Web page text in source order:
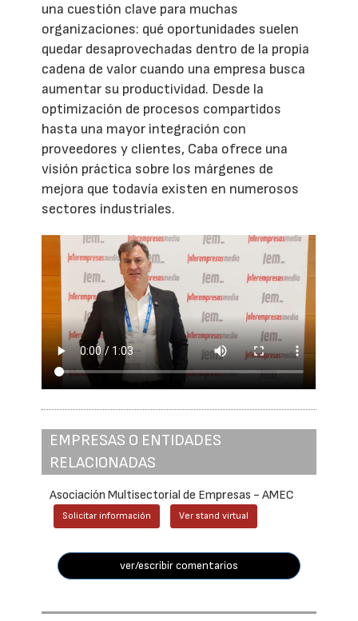
una cuestión clave para muchas
organizaciones: qué oportunidades suelen
quedar desaprovechadas dentro de la propia
cadena de valor cuando una empresa busca
aumentar su productividad. Desde la
optimización de procesos compartidos
hasta una mayor integración con
proveedores y clientes, Caba ofrece una
visión práctica sobre los márgenes de
mejora que todavía existen en numerosos
sectores industriales.
EMPRESAS O ENTIDADES
RELACIONADAS
Asociación Multisectorial de Empresas - AMEC
Solicitar información Ver stand virtual
ver/escribir comentarios